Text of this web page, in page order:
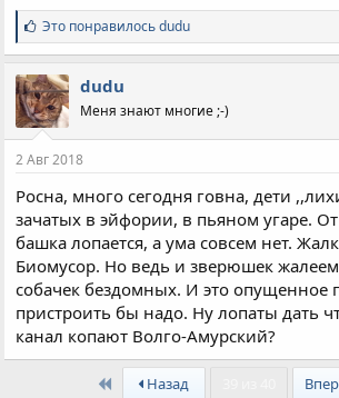
С
и
м
п
а
т
и
:
Это понравилосьdudu
dudu
Меня знают многие ;-)
2 Авг 2018
Росна, много сегодня говна, дети
зачатых в эйфории, в пьяном угаре.
башка лопается, а ума совсем нет.
Биомусор. Но ведь и зверюшек
собачек бездомных. И это опущенное
пристроить бы надо. Ну лопаты дать
канал копают Волго-Амурский?
First Назад